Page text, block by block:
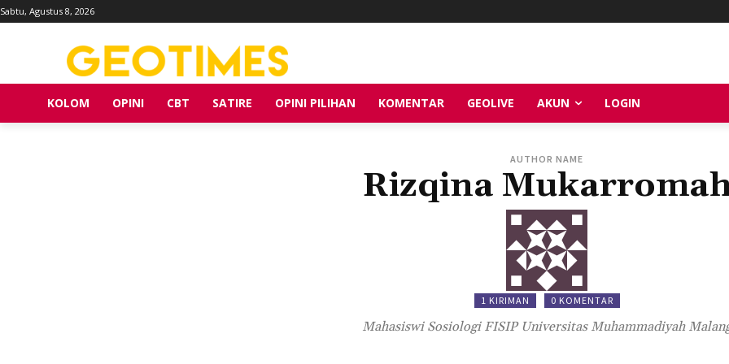
Sabtu, Agustus 8, 2026
KOLOM OPINI CBT SATIRE OPINI PILIHAN KOMENTAR GEOLIVE AKUN LOGIN
AUTHOR NAME
Rizqina
1 KIRIMAN 0 KOMENTAR
Mahasiswi Sosiologi FISIP Universitas Muhammadiyah